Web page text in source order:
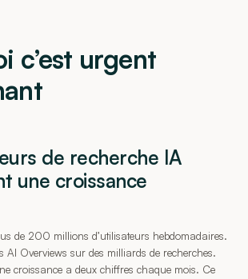
c’est urgent
de recherche IA
une croissance
de 200 millions d’utilisateurs hebdomadaires.
AI Overviews sur des milliards de recherches.
croissance a deux chiffres chaque mois. Ce